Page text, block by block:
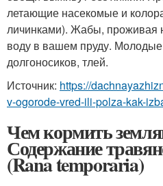
летающие насекомые и
личинками). Жабы, проживая
воду в вашем пруду.
долгоносиков, тлей.
Источник: https://
v-ogorode-vred-ili-polza-kak-
Чем кормить
Содержание
(Rana temporaria)